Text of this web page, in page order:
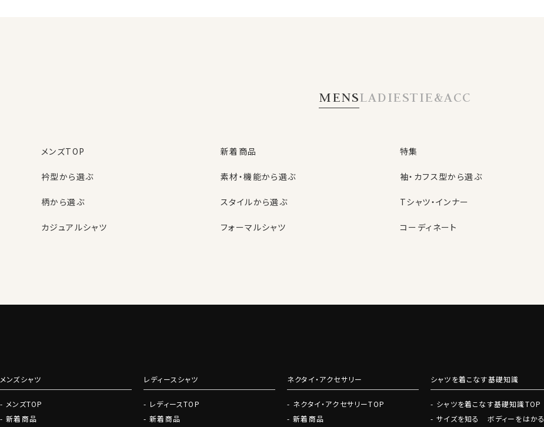
MENSLADIESTIE&ACC
メンズTOP 新着商品 特集
衿型から選ぶ 素材・機能から選ぶ 袖・カフス型から選ぶ
柄から選ぶ スタイルから選ぶ Tシャツ・インナー
カジュアルシャツ フォーマルシャツ コーディネート
メンズシャツ
メンズTOP
新着商品
レディースシャツ
レディースTOP
新着商品
ネクタイ・アクセサリー
ネクタイ・アクセサリーTOP
新着商品
シャツを着こなす基礎知識
シャツを着こなす基礎知識TOP
サイズを知る ボディーをはかる